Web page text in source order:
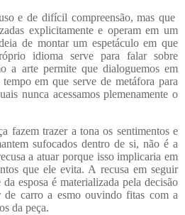
e de difícil compreensão, mas que
explicitamente e operam em um
de montar um espetáculo em que
idioma serve para falar sobre
a arte permite que dialoguemos em
em que serve de metáfora para
nunca acessamos plemenamente o
fazem trazer a tona os sentimentos e
sufocados dentro de si, não é a
a atuar porque isso implicaria em
que ele evita. A recusa em seguir
esposa é materializada pela decisão
de carro a esmo ouvindo fitas com a
da peça.